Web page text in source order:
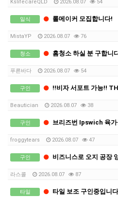
KslifecareQLD 2026.08.07 54
일식 롤메이커 모집합니다!
MistaYP 2026.08.07 76
청소 홈청소 하실 분 구합니
푸른바다 2026.08.07 54
구인 !!비자 서포트 가능!! THE HUE HAIR &
Beautician 2026.08.07 38
구인 브리즈번 Ipswich 육가공
froggytears 2026.08.07 47
구인 비즈니스로 오지 공장
라스콜 2026.08.07 87
타일 타일 보조 구인중입니다